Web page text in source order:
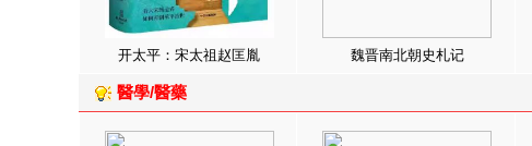
开太平：宋太祖赵匡胤 魏晋南北朝史札记
醫學/醫藥